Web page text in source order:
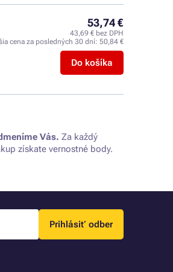
53,74 €
43,69 € bez DPH
cena za posledných 30 dní: 50,84 €
Do košíka
Vás. Za každý
získate vernostné body.
Prihlásiť odber